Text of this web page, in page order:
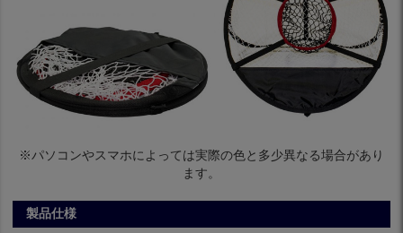
※パソコンやスマホによっては実際の色と多少異なる場合があり
ます。
製品仕様